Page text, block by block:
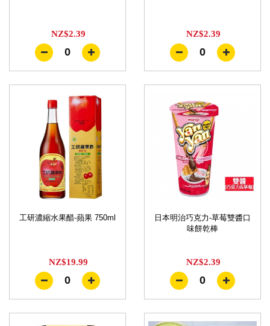
NZ$2.39
0
NZ$2.39
0
工研濃縮水果醋-蘋果 750ml
NZ$19.99
0
日本明治巧克力-草莓雙醬口
味餅乾棒
NZ$2.39
0